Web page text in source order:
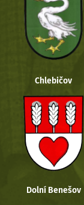
Chlebičov
Dolní Benešov